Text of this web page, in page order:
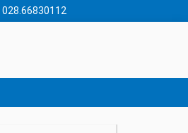
028.66830112